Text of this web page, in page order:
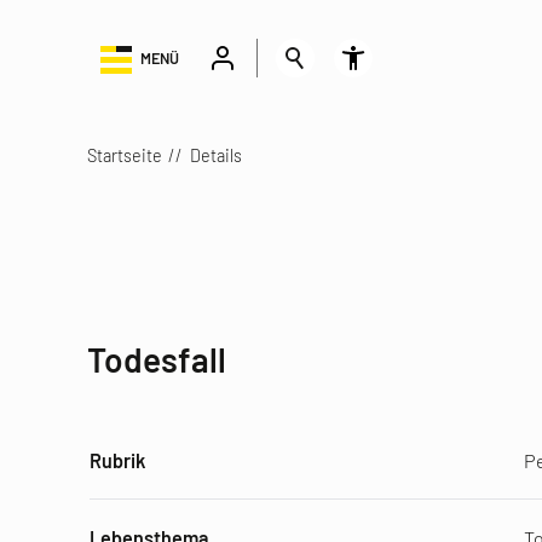
MENÜ
Startseite Details
Todesfall
Rubrik